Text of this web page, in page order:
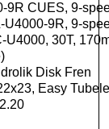
9R CUES, 9-
9R, 9-
30T,
Disk Fren
Easy